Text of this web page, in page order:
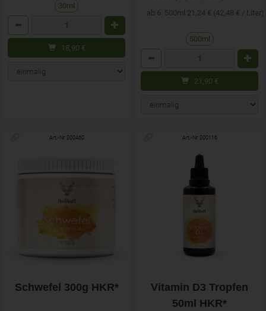
30ml
18,90 €
ab 6: 500ml 21,24 € (42,48 € / Liter)
500ml
21,90 €
Art.-Nr. 200460
Schwefel 300g HKR*
Art.-Nr. 200116
Vitamin D3 Tropfen
50ml HKR*